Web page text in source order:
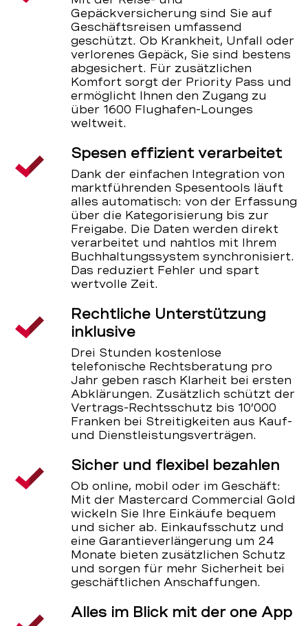
Gepäckversicherung sind Sie auf
Geschäftsreisen umfassend
geschützt. Ob Krankheit, Unfall oder
verlorenes Gepäck, Sie sind bestens
abgesichert. Für zusätzlichen
Komfort sorgt der Priority Pass und
ermöglicht Ihnen den Zugang zu
über 1600 Flughafen-Lounges
weltweit.
Spesen effizient verarbeitet
Dank der einfachen Integration von
marktführenden Spesentools läuft
alles automatisch: von der Erfassung
über die Kategorisierung bis zur
Freigabe. Die Daten werden direkt
verarbeitet und nahtlos mit Ihrem
Buchhaltungssystem synchronisiert.
Das reduziert Fehler und spart
wertvolle Zeit.
Rechtliche Unterstützung
inklusive
Drei Stunden kostenlose
telefonische Rechtsberatung pro
Jahr geben rasch Klarheit bei ersten
Abklärungen. Zusätzlich schützt der
Vertrags-Rechtsschutz bis 10’000
Franken bei Streitigkeiten aus Kauf-
und Dienstleistungsverträgen.
Sicher und flexibel bezahlen
Ob online, mobil oder im Geschäft:
Mit der Mastercard Commercial Gold
wickeln Sie Ihre Einkäufe bequem
und sicher ab. Einkaufsschutz und
eine Garantieverlängerung um 24
Monate bieten zusätzlichen Schutz
und sorgen für mehr Sicherheit bei
geschäftlichen Anschaffungen.
Alles im Blick mit der one App